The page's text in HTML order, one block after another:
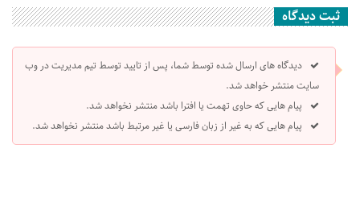
ثبت دیدگاه
دیدگاه های ارسال شده توسط شما، پس از تایید توسط تیم مدیریت در وب
سایت منتشر خواهد شد.
پیام هایی که حاوی تهمت یا افترا باشد منتشر نخواهد شد.
پیام هایی که به غیر از زبان فارسی یا غیر مرتبط باشد منتشر نخواهد شد.